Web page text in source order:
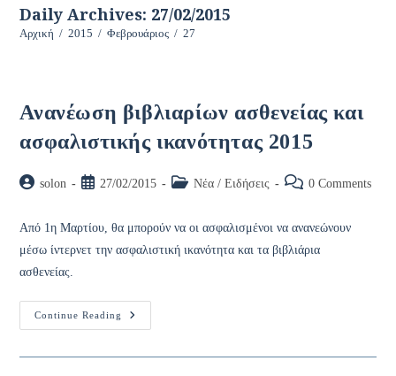
Daily Archives: 27/02/2015
Αρχική / 2015 / Φεβρουάριος / 27
Ανανέωση βιβλιαρίων ασθενείας και
ασφαλιστικής ικανότητας 2015
Postsolon
Post27/02/2015
Post Νέα / Ειδήσεις
Post 0 Comments
Από 1η Μαρτίου, θα μπορούν να οι ασφαλισμένοι να ανανεώνουν
μέσω ίντερνετ την ασφαλιστική ικανότητα και τα βιβλιάρια
ασθενείας.
Continue Reading
Ανανέωση
Βιβλιαρίων